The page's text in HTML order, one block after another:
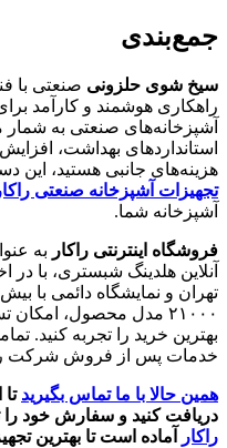
جمع‌بندی
سیخ شوی حلزونی صنعتی با
راهکاری هوشمند و کارآمد
آشپزخانه‌های صنعتی به شمار
استانداردهای بهداشت،
هزینه‌های جانبی هستید، این
تجهیزات آشپزخانه صنعتی راکار
آشپزخانه شما.
فروشگاه اینترنتی راکار به
آنلاین هلدینگ شبستری، با در
۲۱۰۰۰ مدل محصول،
بهترین خرید را تجربه کنید.
خدمات پس از فروش شرکت
همین حالا با ما تماس بگیرید
دریافت کنید و سفارش خود را
راکار
آماده است تا بهترین